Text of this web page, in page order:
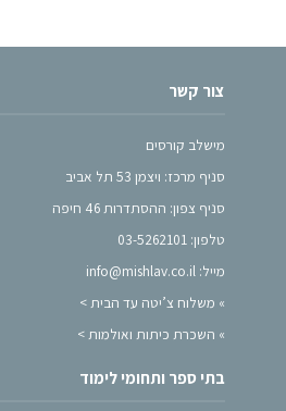
צור קשר
מישלב קורסים
סניף מרכז: ויצמן 53 תל אביב
סניף צפון: ההסתדרות 46 חיפה
טלפון: 03-5262101
מייל: info@mishlav.co.il
» משלוח צ’יטה עד הבית >
» השכרת כיתות ואולמות >
בתי ספר ותחומי לימוד